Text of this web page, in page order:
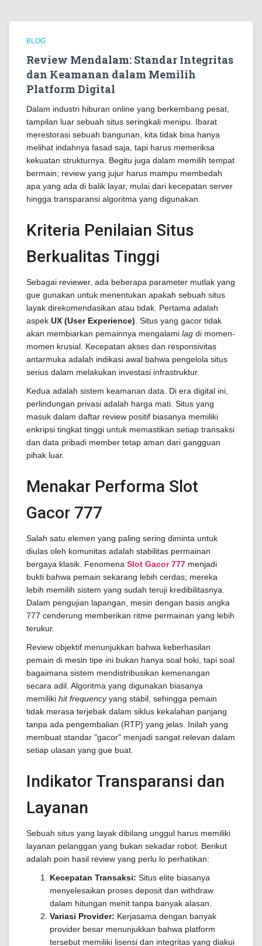
BLOG
Review Mendalam: Standar Integritas
dan Keamanan dalam Memilih
Platform Digital
Dalam industri hiburan online yang berkembang pesat,
tampilan luar sebuah situs seringkali menipu. Ibarat
merestorasi sebuah bangunan, kita tidak bisa hanya
melihat indahnya fasad saja, tapi harus memeriksa
kekuatan strukturnya. Begitu juga dalam memilih tempat
bermain; review yang jujur harus mampu membedah
apa yang ada di balik layar, mulai dari kecepatan server
hingga transparansi algoritma yang digunakan.
Kriteria Penilaian Situs
Berkualitas Tinggi
Sebagai reviewer, ada beberapa parameter mutlak yang
gue gunakan untuk menentukan apakah sebuah situs
layak direkomendasikan atau tidak. Pertama adalah
aspek UX (User Experience) . Situs yang gacor tidak
akan membiarkan pemainnya mengalami lag di momen-
momen krusial. Kecepatan akses dan responsivitas
antarmuka adalah indikasi awal bahwa pengelola situs
serius dalam melakukan investasi infrastruktur.
Kedua adalah sistem keamanan data. Di era digital ini,
perlindungan privasi adalah harga mati. Situs yang
masuk dalam daftar review positif biasanya memiliki
enkripsi tingkat tinggi untuk memastikan setiap transaksi
dan data pribadi member tetap aman dari gangguan
pihak luar.
Menakar Performa Slot
Gacor 777
Salah satu elemen yang paling sering diminta untuk
diulas oleh komunitas adalah stabilitas permainan
bergaya klasik. Fenomena Slot Gacor 777 menjadi
bukti bahwa pemain sekarang lebih cerdas; mereka
lebih memilih sistem yang sudah teruji kredibilitasnya.
Dalam pengujian lapangan, mesin dengan basis angka
777 cenderung memberikan ritme permainan yang lebih
terukur.
Review objektif menunjukkan bahwa keberhasilan
pemain di mesin tipe ini bukan hanya soal hoki, tapi soal
bagaimana sistem mendistribusikan kemenangan
secara adil. Algoritma yang digunakan biasanya
memiliki hit frequencyyang stabil, sehingga pemain
tidak merasa terjebak dalam siklus kekalahan panjang
tanpa ada pengembalian (RTP) yang jelas. Inilah yang
membuat standar "gacor" menjadi sangat relevan dalam
setiap ulasan yang gue buat.
Indikator Transparansi dan
Layanan
Sebuah situs yang layak dibilang unggul harus memiliki
layanan pelanggan yang bukan sekadar robot. Berikut
adalah poin hasil review yang perlu lo perhatikan:
Kecepatan Transaksi: Situs elite biasanya
menyelesaikan proses deposit dan withdraw
dalam hitungan menit tanpa banyak alasan.
Variasi Provider: Kerjasama dengan banyak
provider besar menunjukkan bahwa platform
tersebut memiliki lisensi dan integritas yang diakui